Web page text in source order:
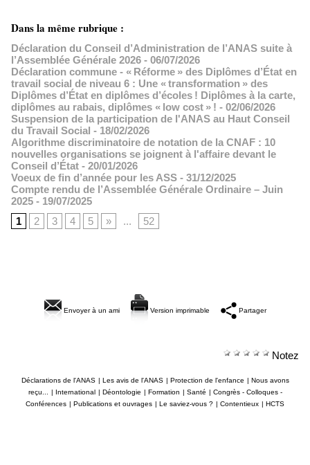
Dans la même rubrique :
Déclaration du Conseil d’Administration de l’ANAS suite à
l’Assemblée Générale 2026 - 06/07/2026
Déclaration commune - « Réforme » des Diplômes d’État en
travail social de niveau 6 : Une « transformation » des
Diplômes d’État en diplômes d’écoles ! Diplômes à la carte,
diplômes au rabais, diplômes « low cost » ! - 02/06/2026
Suspension de la participation de l'ANAS au Haut Conseil
du Travail Social - 18/02/2026
Algorithme discriminatoire de notation de la CNAF : 10
nouvelles organisations se joignent à l'affaire devant le
Conseil d’État - 20/01/2026
Voeux de fin d’année pour les ASS - 31/12/2025
Compte rendu de l’Assemblée Générale Ordinaire – Juin
2025 - 19/07/2025
1
2 3 4 5 » ... 52
Envoyer à un ami Version imprimable Partager
Notez
Déclarations de l'ANAS | Les avis de l'ANAS | Protection de l'enfance | Nous avons
reçu...
| International | Déontologie | Formation | Santé | Congrès - Colloques -
Conférences | Publications et ouvrages | Le saviez-vous ? | Contentieux | HCTS